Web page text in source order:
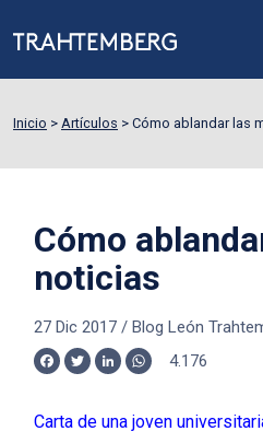
Inicio > Artículos > Cómo ablandar las
Cómo
noticias
27 Dic 2017/ Blog León
Facebook
TwitterLinkedInWhatsApp
4.176
Carta de una joven